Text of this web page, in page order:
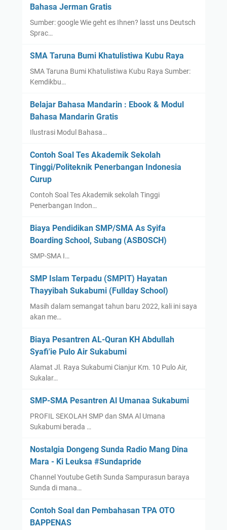
a
B
a
t
r
e
a
l
r
a
f
A
l
u
r
n
L
K
A
S
a
b
u
Bahasa Jerman Gratis
Sumber: google Wie geht es Ihnen? lasst uns Deutsch
Sprac…
SMA Taruna Bumi Khatulistiwa Kubu Raya
SMA Taruna Bumi Khatulistiwa Kubu Raya Sumber:
Kemdikbu…
Belajar Bahasa Mandarin : Ebook & Modul
Bahasa Mandarin Gratis
Ilustrasi Modul Bahasa…
Contoh Soal Tes Akademik Sekolah
Tinggi/Politeknik Penerbangan Indonesia
Curup
Contoh Soal Tes Akademik sekolah Tinggi
Penerbangan Indon…
Biaya Pendidikan SMP/SMA As Syifa
Boarding School, Subang (ASBOSCH)
SMP-SMA I…
SMP Islam Terpadu (SMPIT) Hayatan
Thayyibah Sukabumi (Fullday School)
Masih dalam semangat tahun baru 2022, kali ini saya
akan me…
Biaya Pesantren AL-Quran KH Abdullah
Syafi'ie Pulo Air Sukabumi
Alamat Jl. Raya Sukabumi Cianjur Km. 10 Pulo Air,
Sukalar…
SMP-SMA Pesantren Al Umanaa Sukabumi
PROFIL SEKOLAH SMP dan SMA Al Umana
Sukabumi berada …
Nostalgia Dongeng Sunda Radio Mang Dina
Mara - Ki Leuksa #Sundapride
Channel Youtube Getih Sunda Sampurasun baraya
Sunda di mana…
Contoh Soal dan Pembahasan TPA OTO
BAPPENAS